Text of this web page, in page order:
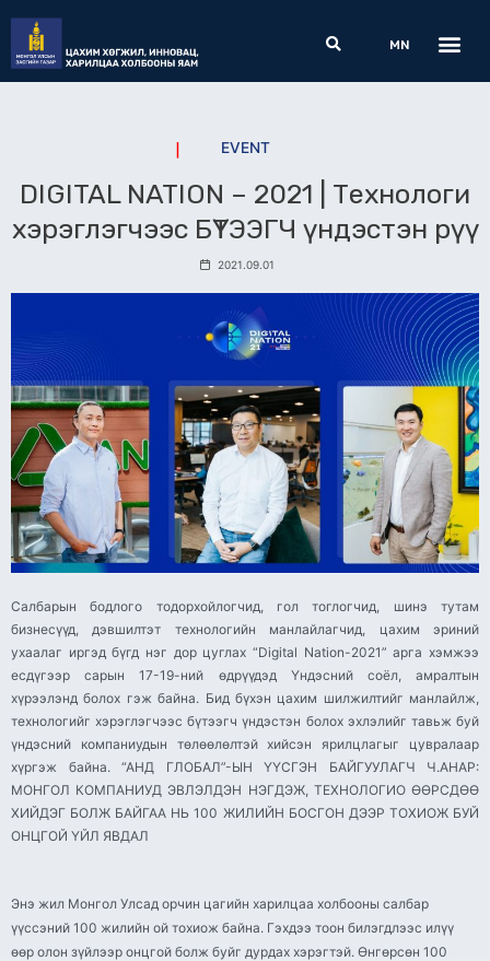
content
Search
MN
EVENT
DIGITAL NATION – 2021 | Технологи
хэрэглэгчээс БҮТЭЭГЧ үндэстэн рүү
2021.09.01
Салбарын бодлого тодорхойлогчид, гол тоглогчид, шинэ тутам
бизнесүүд, дэвшилтэт технологийн манлайлагчид, цахим эриний
ухаалаг иргэд бүгд нэг дор цуглах “Digital Nation-2021” арга хэмжээ
есдүгээр сарын 17-19-ний өдрүүдэд Үндэсний соёл, амралтын
хүрээлэнд болох гэж байна. Бид бүхэн цахим шилжилтийг манлайлж,
технологийг хэрэглэгчээс бүтээгч үндэстэн болох эхлэлийг тавьж буй
үндэсний компаниудын төлөөлөлтэй хийсэн ярилцлагыг цувралаар
хүргэж байна. “АНД ГЛОБАЛ”-ЫН ҮҮСГЭН БАЙГУУЛАГЧ Ч.АНАР:
МОНГОЛ КОМПАНИУД ЭВЛЭЛДЭН НЭГДЭЖ, ТЕХНОЛОГИО ӨӨРСДӨӨ
ХИЙДЭГ БОЛЖ БАЙГАА НЬ 100 ЖИЛИЙН БОСГОН ДЭЭР ТОХИОЖ БУЙ
ОНЦГОЙ ҮЙЛ ЯВДАЛ
Энэ жил Монгол Улсад орчин цагийн харилцаа холбооны салбар
үүссэний 100 жилийн ой тохиож байна. Гэхдээ тоон билэгдлээс илүү
өөр олон зүйлээр онцгой болж буйг дурдах хэрэгтэй. Өнгөрсөн 100